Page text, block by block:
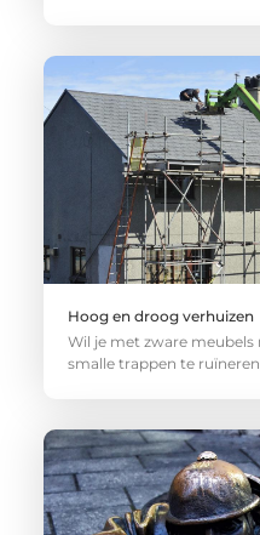
Hoog en droog verhuizen
Wil je met zware meubels
smalle trappen te